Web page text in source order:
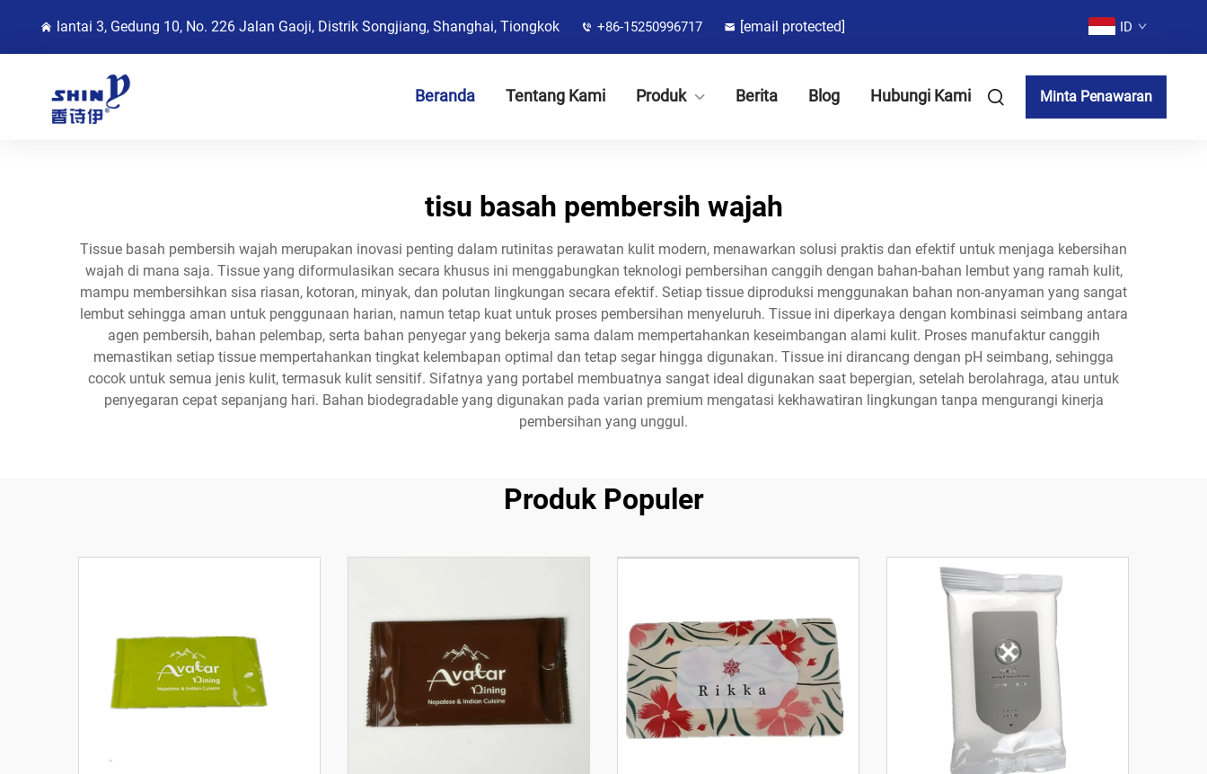
lantai 3, Gedung 10, No. 226 Jalan Gaoji, Distrik Songjiang, Shanghai, Tiongkok +86-15250996717 [email protected] ID
Beranda Tentang Kami Produk Berita Blog Hubungi Kami Minta Penawaran
tisu basah pembersih wajah
Tissue basah pembersih wajah merupakan inovasi penting dalam rutinitas perawatan kulit modern, menawarkan solusi praktis dan efektif untuk menjaga kebersihan
wajah di mana saja. Tissue yang diformulasikan secara khusus ini menggabungkan teknologi pembersihan canggih dengan bahan-bahan lembut yang ramah kulit,
mampu membersihkan sisa riasan, kotoran, minyak, dan polutan lingkungan secara efektif. Setiap tissue diproduksi menggunakan bahan non-anyaman yang sangat
lembut sehingga aman untuk penggunaan harian, namun tetap kuat untuk proses pembersihan menyeluruh. Tissue ini diperkaya dengan kombinasi seimbang antara
agen pembersih, bahan pelembap, serta bahan penyegar yang bekerja sama dalam mempertahankan keseimbangan alami kulit. Proses manufaktur canggih
memastikan setiap tissue mempertahankan tingkat kelembapan optimal dan tetap segar hingga digunakan. Tissue ini dirancang dengan pH seimbang, sehingga
cocok untuk semua jenis kulit, termasuk kulit sensitif. Sifatnya yang portabel membuatnya sangat ideal digunakan saat bepergian, setelah berolahraga, atau untuk
penyegaran cepat sepanjang hari. Bahan biodegradable yang digunakan pada varian premium mengatasi kekhawatiran lingkungan tanpa mengurangi kinerja
pembersihan yang unggul.
Produk Populer